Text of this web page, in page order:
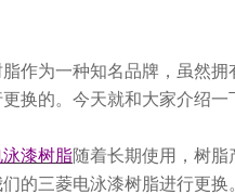
作为一种知名品牌，虽然
换的。今天就和大家介绍
漆树脂随着长期使用，树
的三菱电泳漆树脂进行更换